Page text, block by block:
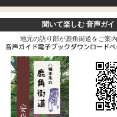
聞いて楽しむ 音声ガイ
地元の語り部が鹿角街道をご案内